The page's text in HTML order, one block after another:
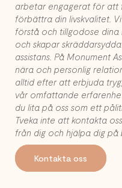
arbetar engagerat för att
förbättra din livskvalitet.
förstå och tillgodose dina
och skapar
assistans. På Monument
nära och personlig
alltid efter att erbjuda
vår omfattande
du lita på oss som ett
Tveka inte att kontakta
från dig och hjälpa dig på
Kontakta oss